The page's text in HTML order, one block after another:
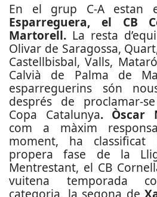
En el grup C-A estan
Esparreguera, el CB
Martorell. La resta
Olivar de Saragossa,
Castellbisbal, Valls,
Calvià de Palma de
esparreguerins són
després de proclamar-
Copa Catalunya. Òscar
com a màxim
moment, ha
propera fase de la
Mentrestant, el CB
vuitena temporada
categoria, la segona de